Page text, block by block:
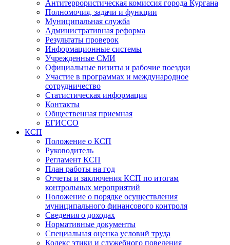
Антитеррористическая комиссия города Кургана
Полномочия, задачи и функции
Муниципальная служба
Административная реформа
Результаты проверок
Информационные системы
Учрежденные СМИ
Официальные визиты и рабочие поездки
Участие в программах и международное
сотрудничество
Статистическая информация
Контакты
Общественная приемная
ЕГИССО
КСП
Положение о КСП
Руководитель
Регламент КСП
План работы на год
Отчеты и заключения КСП по итогам
контрольных мероприятий
Положение о порядке осуществления
муниципального финансового контроля
Сведения о доходах
Нормативные документы
Специальная оценка условий труда
Кодекс этики и служебного поведения